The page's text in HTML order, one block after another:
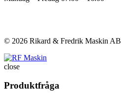
© 2026 Rikard & Fredrik Maskin AB
close
Produktfråga